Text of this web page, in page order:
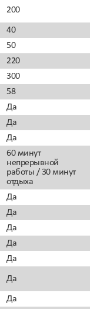
200
40
50
220
300
58
Да
Да
Да
60 минут
непрерывной
работы / 30 минут
отдыха
Да
Да
Да
Да
Да
Да
Да